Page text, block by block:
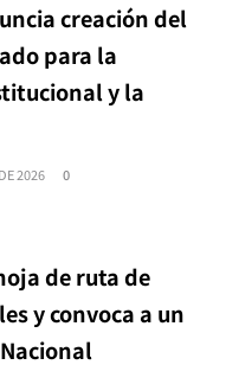
creación del
para la
y la
2026 0
de ruta de
y convoca a un